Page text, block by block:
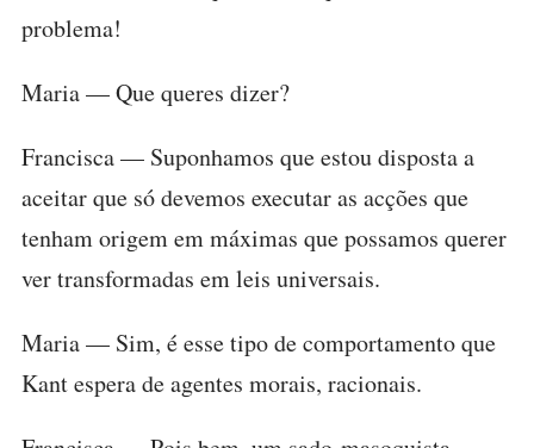
problema!
Maria — Que queres dizer?
Francisca — Suponhamos que estou disposta a
aceitar que só devemos executar as acções que
tenham origem em máximas que possamos querer
ver transformadas em leis universais.
Maria — Sim, é esse tipo de comportamento que
Kant espera de agentes morais, racionais.